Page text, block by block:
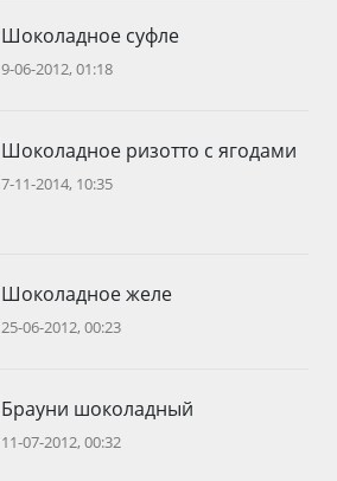
Шоколадное суфле
9-06-2012, 01:18
Шоколадное ризотто с ягодами
7-11-2014, 10:35
Шоколадное желе
25-06-2012, 00:23
Брауни шоколадный
11-07-2012, 00:32